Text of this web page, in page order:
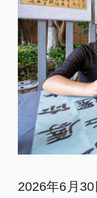
2026年6月